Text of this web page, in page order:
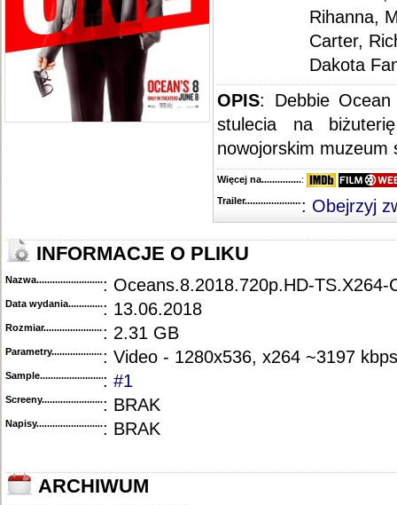
Rihanna,
Carter,
Dakota
OPIS: Debbie
stulecia na
nowojorskim muzeum
Więcej na........................................
:
Trailer...........................................
: Obejrzyj
INFORMACJE O PLIKU
Nazwa.............................................: Oceans.8.2018.720p.HD-TS.X264-
Data wydania......................................
: 13.06.2018
Rozmiar...........................................
: 2.31 GB
Parametry.........................................: Video - 1280x536, x264 ~3197
Sample............................................
: #1
Screeny...........................................
: BRAK
Napisy............................................
: BRAK
ARCHIWUM